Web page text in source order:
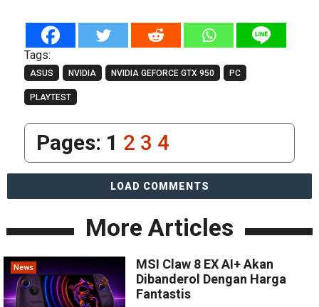
Tags:
ASUS NVIDIA NVIDIA GEFORCE GTX 950 PC
PLAYTEST
Pages: 1 2 3 4
LOAD COMMENTS
More Articles
News
MSI Claw 8 EX AI+ Akan
Dibanderol Dengan Harga
Fantastis